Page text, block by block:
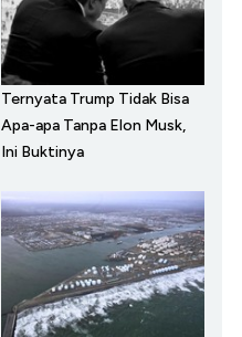
Ternyata Trump Tidak Bisa
Apa-apa Tanpa Elon Musk,
Ini Buktinya